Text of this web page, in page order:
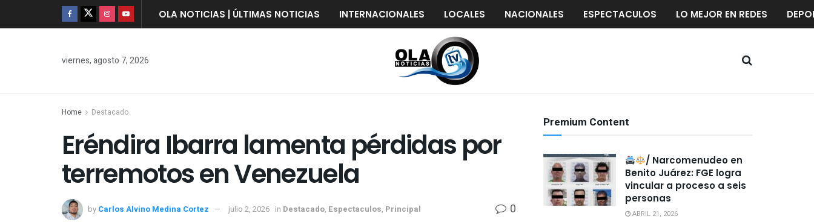
OLA NOTICIAS | ÚLTIMAS NOTICIAS INTERNACIONALES LOCALES NACIONALES ESPECTACULOS LO MEJOR EN REDES
viernes, agosto 7, 2026
Home Destacado
Eréndira Ibarra lamenta pérdidas por
terremotos en Venezuela
by Carlos Alvino Medina Cortez julio 2, 2026 in Destacado, Espectaculos, Principal 0
Premium Content
/ Narcomenudeo en
Benito Juárez: FGE logra
vincular a proceso a seis
personas
ABRIL 21, 2026